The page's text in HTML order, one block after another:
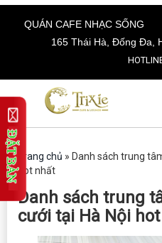
QUÁN CAFE NHẠC SỐNG
165 Thái Hà, Đống Đa,
Trang chủ » Danh sách trung
hot nhất
Danh sách trung
cưới tại Hà Nội